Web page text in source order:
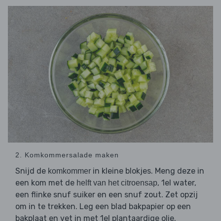
2. Komkommersalade maken
Snijd de komkommer in kleine blokjes. Meng deze in
een kom met de helft van het citroensap, 1el water,
een flinke snuf suiker en een snuf zout. Zet opzij
om in te trekken. Leg een blad bakpapier op een
bakplaat en vet in met 1el plantaardige olie.